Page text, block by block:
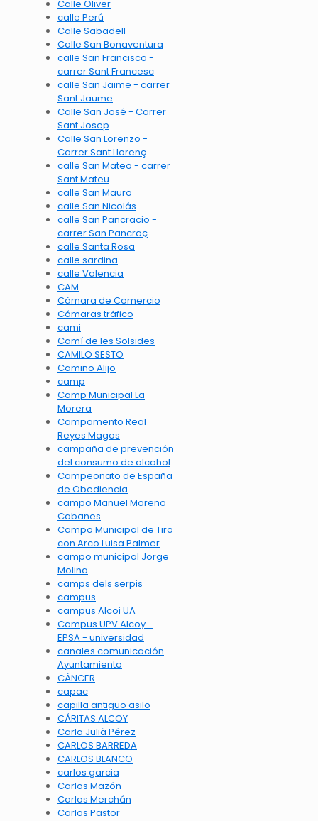
Calle Oliver
calle Perú
Calle Sabadell
Calle San Bonaventura
calle San Francisco -
carrer Sant Francesc
calle San Jaime - carrer
Sant Jaume
Calle San José - Carrer
Sant Josep
Calle San Lorenzo -
Carrer Sant Llorenç
calle San Mateo - carrer
Sant Mateu
calle San Mauro
calle San Nicolás
calle San Pancracio -
carrer San Pancraç
calle Santa Rosa
calle sardina
calle Valencia
CAM
Cámara de Comercio
Cámaras tráfico
cami
Camí de les Solsides
CAMILO SESTO
Camino Alijo
camp
Camp Municipal La
Morera
Campamento Real
Reyes Magos
campaña de prevención
del consumo de alcohol
Campeonato de España
de Obediencia
campo Manuel Moreno
Cabanes
Campo Municipal de Tiro
con Arco Luisa Palmer
campo municipal Jorge
Molina
camps dels serpis
campus
campus Alcoi UA
Campus UPV Alcoy -
EPSA - universidad
canales comunicación
Ayuntamiento
CÁNCER
capac
capilla antiguo asilo
CÁRITAS ALCOY
Carla Julià Pérez
CARLOS BARREDA
CARLOS BLANCO
carlos garcia
Carlos Mazón
Carlos Merchán
Carlos Pastor